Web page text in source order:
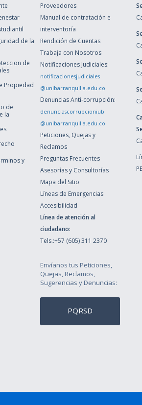
de la
de
Propiedad
de
la
y
Proveedores
Manual de contratación e
interventoría
Rendición de Cuentas
Trabaja con Nosotros
Notificaciones Judiciales:
notificacionesjudiciales
@unibarranquilla.edu.co
Denuncias Anti-corrupción:
denunciascorrupcioniub
@unibarranquilla.edu.co
Peticiones, Quejas y
Reclamos
Preguntas Frecuentes
Asesorías y Consultorías
Mapa del Sitio
Líneas de Emergencias
Accesibilidad
Línea de atención al
ciudadano:
Tels.:+57 (605) 311 2370
Envíanos tus Peticiones,
Quejas, Reclamos,
Sugerencias y Denuncias:
PQRSD